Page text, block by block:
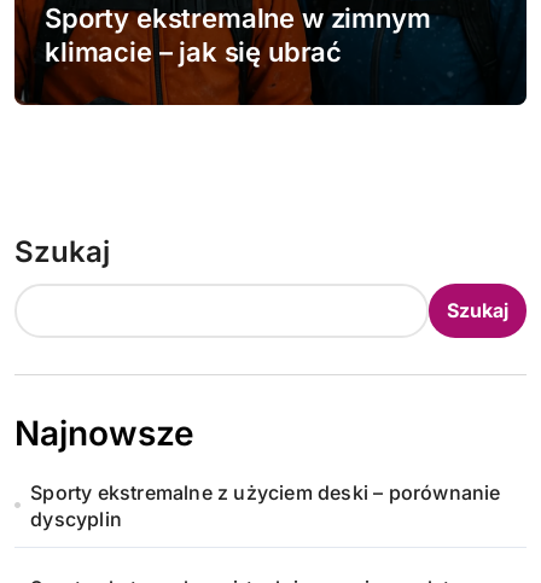
Sporty ekstremalne w zimnym
klimacie – jak się ubrać
Szukaj
Szukaj
Najnowsze
Sporty ekstremalne z użyciem deski – porównanie
dyscyplin